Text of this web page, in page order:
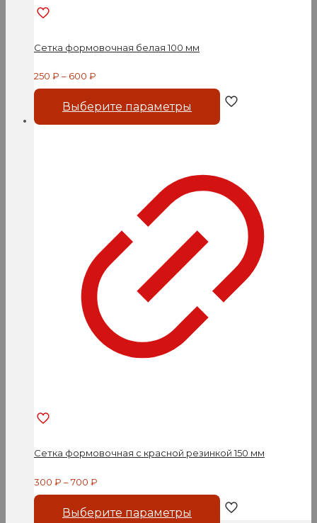
Сетка формовочная белая 100 мм
250 ₽ – 600 ₽
Выберите параметры
Этот
можно
выбрать
на
странице
товара.
Сетка формовочная с красной резинкой 150 мм
300 ₽ –700 ₽
Выберите параметры
Этот